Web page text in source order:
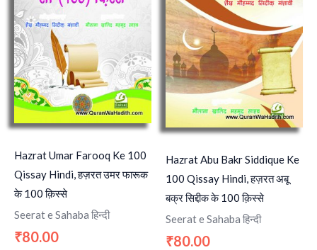
Hazrat Umar Farooq Ke 100
Qissay Hindi, हज़रत उमर फारूक
के 100 क़िस्से
Seerat e Sahaba हिन्दी
₹80.00
Hazrat Abu Bakr Siddique Ke
100 Qissay Hindi, हज़रत अबू
बक्र सिद्दीक के 100 क़िस्से
Seerat e Sahaba हिन्दी
₹80.00